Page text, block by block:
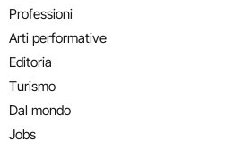
Professioni
Arti performative
Editoria
Turismo
Dal mondo
Jobs